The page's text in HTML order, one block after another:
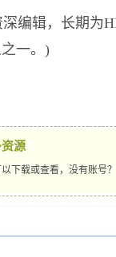
编辑，长期为
一。)
源
下载或查看，没有账号？